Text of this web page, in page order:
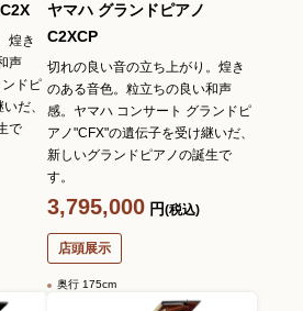
煌き
声
ドピ
だ、
で
ヤマハ グランドピアノ
C2XCP
切れの良い音の立ち上がり。煌き
のある音色。粒立ちの良い和声
感。ヤマハ コンサート グランドピ
アノ"CFX"の遺伝子を受け継いだ、
新しいグランドピアノの誕生で
す。
3,795,000 円(税込)
店頭展示
奥行 175cm